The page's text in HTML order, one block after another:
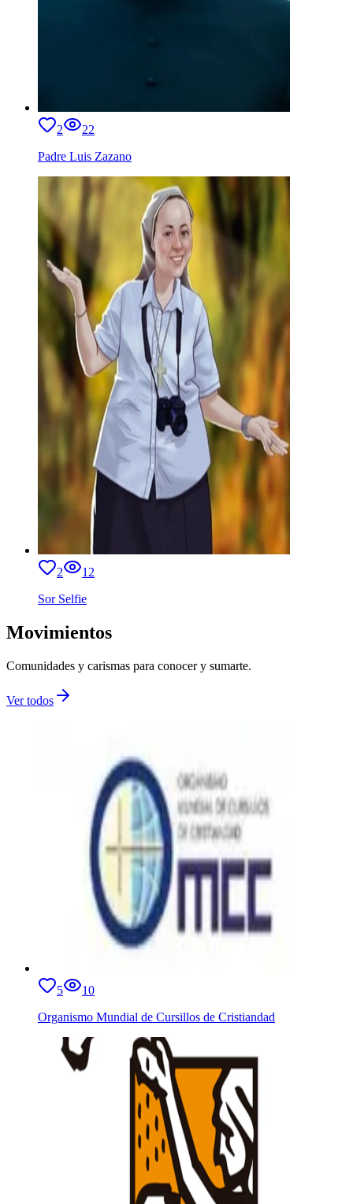
2
22
Padre Luis Zazano
2
12
Sor Selfie
Movimientos
Comunidades y carismas para conocer y sumarte.
Ver todos
5
10
Organismo Mundial de Cursillos de Cristiandad